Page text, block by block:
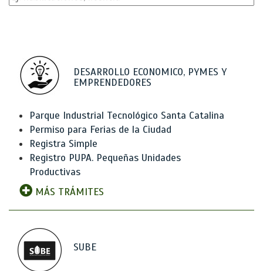
DESARROLLO ECONOMICO, PYMES Y
EMPRENDEDORES
Parque Industrial Tecnológico Santa Catalina
Permiso para Ferias de la Ciudad
Registra Simple
Registro PUPA. Pequeñas Unidades
Productivas
MÁS TRÁMITES
SUBE